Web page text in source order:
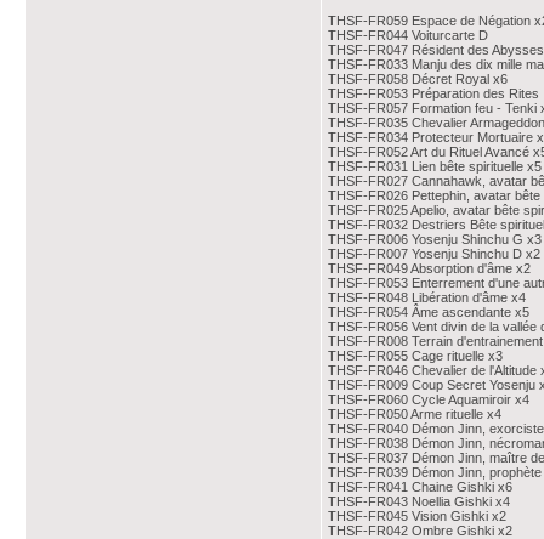
THSF-FR059 Espace de Négation
THSF-FR044 Voiturcarte D
THSF-FR047 Résident des
THSF-FR033 Manju des dix mille
THSF-FR058 Décret Royal x6
THSF-FR053 Préparation des Rites
THSF-FR057 Formation feu - Tenki
THSF-FR035 Chevalier
THSF-FR034 Protecteur Mortuaire
THSF-FR052 Art du Rituel Avancé
THSF-FR031 Lien bête spirituelle x5
THSF-FR027 Cannahawk, avatar
THSF-FR026 Pettephin, avatar bête
THSF-FR025 Apelio, avatar bête
THSF-FR032 Destriers Bête
THSF-FR006 Yosenju Shinchu G
THSF-FR007 Yosenju Shinchu D
THSF-FR049 Absorption d'âme x2
THSF-FR053 Enterrement d'une
THSF-FR048 Libération d'âme x4
THSF-FR054 Âme ascendante x5
THSF-FR056 Vent divin de la vallée
THSF-FR008 Terrain
THSF-FR055 Cage rituelle x3
THSF-FR046 Chevalier de l'Altitude
THSF-FR009 Coup Secret Yosenju
THSF-FR060 Cycle Aquamiroir x4
THSF-FR050 Arme rituelle x4
THSF-FR040 Démon Jinn,
THSF-FR038 Démon Jinn,
THSF-FR037 Démon Jinn, maître
THSF-FR039 Démon Jinn,
THSF-FR041 Chaine Gishki x6
THSF-FR043 Noellia Gishki x4
THSF-FR045 Vision Gishki x2
THSF-FR042 Ombre Gishki x2